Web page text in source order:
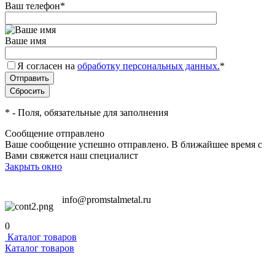
Ваш телефон*
Ваше имя
Я согласен на обработку персональных данных.*
* - Поля, обязательные для заполнения
Сообщение отправлено
Ваше сообщение успешно отправлено. В ближайшее время с
Вами свяжется наш специалист
Закрыть окно
info@promstalmetal.ru
0
Каталог товаров
Каталог товаров